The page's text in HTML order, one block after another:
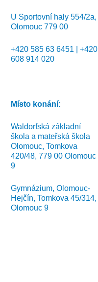
U Sportovní haly 554/2a,
Olomouc 779 00
+420 585 63 6451 | +420
608 914 020
Místo konání:
Waldorfská základní
škola a mateřská škola
Olomouc, Tomkova
420/48, 779 00 Olomouc
9
Gymnázium, Olomouc-
Hejčín, Tomkova 45/314,
Olomouc 9